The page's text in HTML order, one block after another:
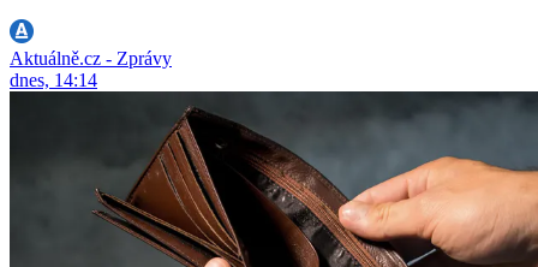
Aktuálně.cz - Zprávy
dnes, 14:14